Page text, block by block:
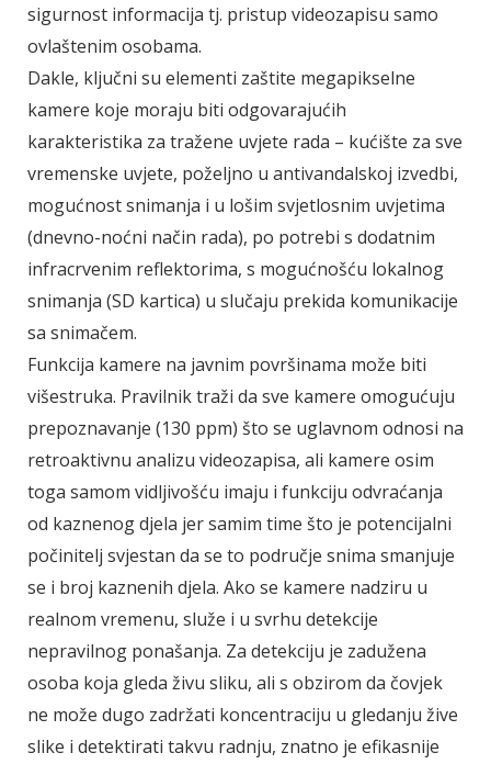
sigurnost informacija tj. pristup videozapisu samo
ovlaštenim osobama.
Dakle, ključni su elementi zaštite megapikselne
kamere koje moraju biti odgovarajućih
karakteristika za tražene uvjete rada – kućište za sve
vremenske uvjete, poželjno u antivandalskoj izvedbi,
mogućnost snimanja i u lošim svjetlosnim uvjetima
(dnevno-noćni način rada), po potrebi s dodatnim
infracrvenim reflektorima, s mogućnošću lokalnog
snimanja (SD kartica) u slučaju prekida komunikacije
sa snimačem.
Funkcija kamere na javnim površinama može biti
višestruka. Pravilnik traži da sve kamere omogućuju
prepoznavanje (130 ppm) što se uglavnom odnosi na
retroaktivnu analizu videozapisa, ali kamere osim
toga samom vidljivošću imaju i funkciju odvraćanja
od kaznenog djela jer samim time što je potencijalni
počinitelj svjestan da se to područje snima smanjuje
se i broj kaznenih djela. Ako se kamere nadziru u
realnom vremenu, služe i u svrhu detekcije
nepravilnog ponašanja. Za detekciju je zadužena
osoba koja gleda živu sliku, ali s obzirom da čovjek
ne može dugo zadržati koncentraciju u gledanju žive
slike i detektirati takvu radnju, znatno je efikasnije